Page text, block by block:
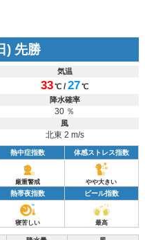
) 先勝
気温
33℃ /27℃
降水確率
30 ％
風
北東 2 m/s
熱中症指数 体感ストレス指数
厳重警戒 やや大きい
熱帯夜指数 ビール指数
寝苦しい 最高